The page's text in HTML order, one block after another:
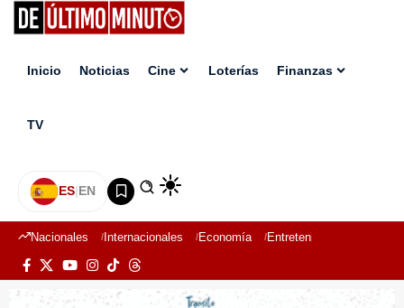
Inicio Noticias Cine Loterías Finanzas
TV
ES|EN
Nacionales Internacionales Economía Entretenimiento